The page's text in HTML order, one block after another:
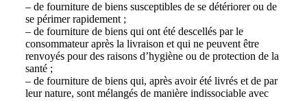
– de fourniture de biens susceptibles de se détériorer ou de
se périmer rapidement ;
– de fourniture de biens qui ont été descellés par le
consommateur après la livraison et qui ne peuvent être
renvoyés pour des raisons d’hygiène ou de protection de la
santé ;
– de fourniture de biens qui, après avoir été livrés et de par
leur nature, sont mélangés de manière indissociable avec